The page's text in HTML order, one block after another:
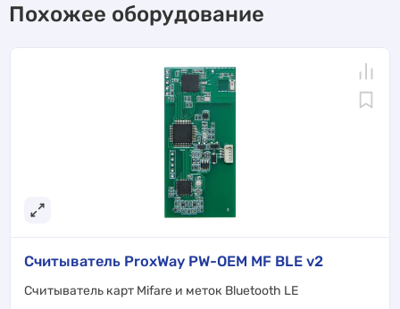
Похожее оборудование
Считыватель ProxWay PW-OEM MF BLE v2
Cчитыватель карт Mifare и меток Bluetooth LE